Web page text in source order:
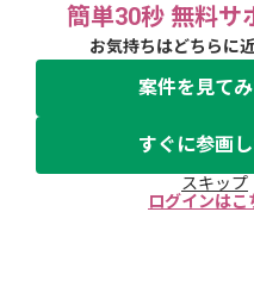
簡単30秒 無料サ
お気持ちはどちらに
案件を見て
すぐに参画
スキップ
ログインはこ